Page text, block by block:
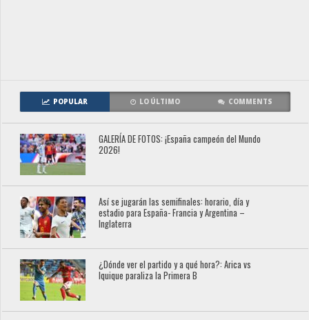
POPULAR LO ÚLTIMO COMMENTS
GALERÍA DE FOTOS: ¡España campeón del Mundo
2026!
Así se jugarán las semifinales: horario, día y
estadio para España- Francia y Argentina –
Inglaterra
¿Dónde ver el partido y a qué hora?: Arica vs
Iquique paraliza la Primera B